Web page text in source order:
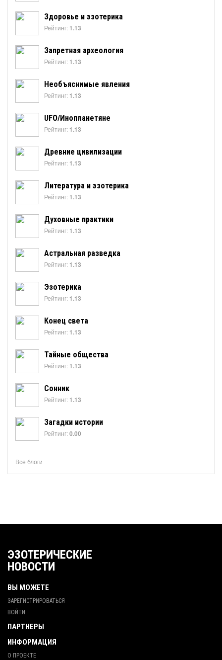
Здоровье и эзотерика
Рейтинг: 1.13
Запретная археология
Рейтинг: 1.13
Необъяснимые явления
Рейтинг: 1.13
UFO/Инопланетяне
Рейтинг: 1.13
Древние цивилизации
Рейтинг: 1.13
Литература и эзотерика
Рейтинг: 1.13
Духовные практики
Рейтинг: 1.13
Астральная разведка
Рейтинг: 1.13
Эзотерика
Рейтинг: 1.13
Конец света
Рейтинг: 1.13
Тайные общества
Рейтинг: 1.13
Сонник
Рейтинг: 1.13
Загадки истории
Рейтинг:0.00
Все блоги
ЭЗОТЕРИЧЕСКИЕ
НОВОСТИ
ВЫ МОЖЕТЕ
ЗАРЕГИСТРИРОВАТЬСЯ
ВОЙТИ
ПАРТНЕРЫ
ИНФОРМАЦИЯ
О ПРОЕКТЕ